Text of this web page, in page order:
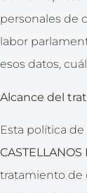
personales de
labor
esos datos,
Alcance del
Esta política
CASTELLANOS
tratamiento de